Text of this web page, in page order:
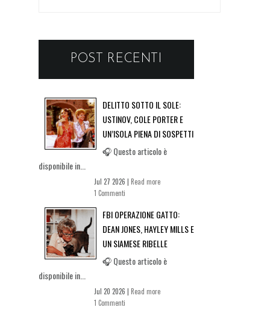
POST RECENTI
DELITTO SOTTO IL SOLE:
USTINOV, COLE PORTER E
UN’ISOLA PIENA DI SOSPETTI
🎧 Questo articolo è
disponibile in...
Jul 27 2026 | Read more
1 Commenti
FBI OPERAZIONE GATTO:
DEAN JONES, HAYLEY MILLS E
UN SIAMESE RIBELLE
🎧 Questo articolo è
disponibile in...
Jul 20 2026 | Read more
1 Commenti